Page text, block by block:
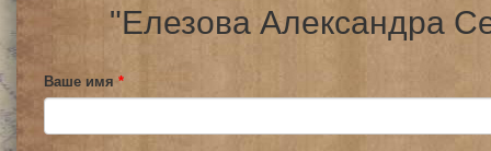
"Елезова Александра
Ваше имя *